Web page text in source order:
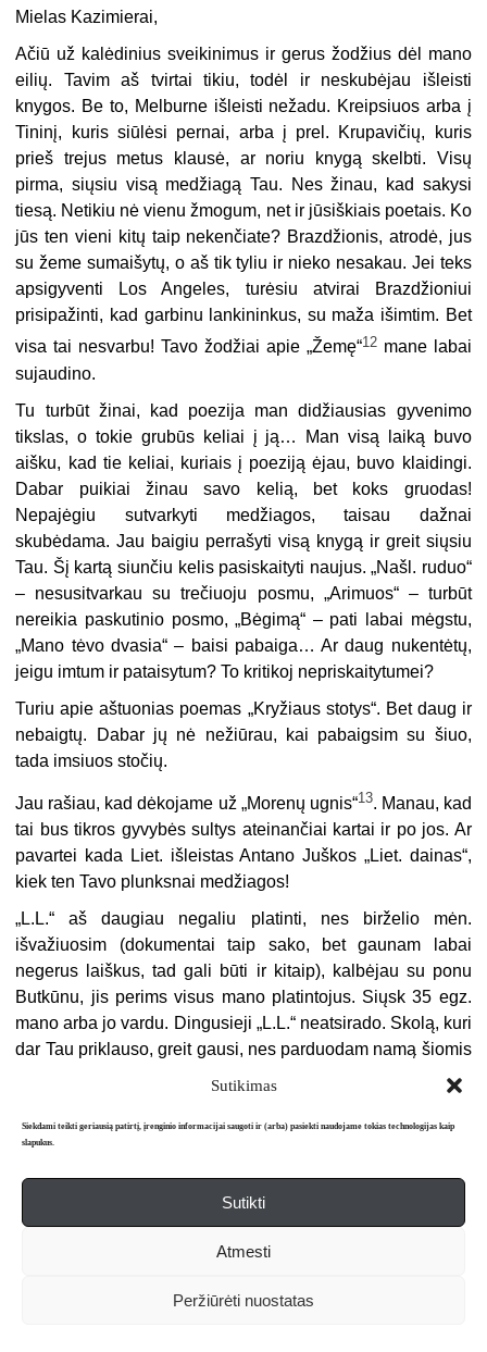
Sutikimas
Siekdami teikti geriausią patirtį, įrenginio informacijai saugoti ir (arba) pasiekti naudojame tokias technologijas kaip
slapukus.
Sutikti
Atmesti
Peržiūrėti nuostatas
Mielas Kazimierai,
Ačiū už kalėdinius sveikinimus ir gerus žodžius dėl mano
eilių. Tavim aš tvirtai tikiu, todėl ir neskubėjau išleisti
knygos. Be to, Melburne išleisti nežadu. Kreipsiuos arba į
Tininį, kuris siūlėsi pernai, arba į prel. Krupavičių, kuris
prieš trejus metus klausė, ar noriu knygą skelbti. Visų
pirma, siųsiu visą medžiagą Tau. Nes žinau, kad sakysi
tiesą. Netikiu nė vienu žmogum, net ir jūsiškiais poetais. Ko
jūs ten vieni kitų taip nekenčiate? Brazdžionis, atrodė, jus
su žeme sumaišytų, o aš tik tyliu ir nieko nesakau. Jei teks
apsigyventi Los Angeles, turėsiu atvirai Brazdžioniui
prisipažinti, kad garbinu lankininkus, su maža išimtim. Bet
visa tai nesvarbu! Tavo žodžiai apie „Žemę“12mane labai
sujaudino.
Tu turbūt žinai, kad poezija man didžiausias gyvenimo
tikslas, o tokie grubūs keliai į ją… Man visą laiką buvo
aišku, kad tie keliai, kuriais į poeziją ėjau, buvo klaidingi.
Dabar puikiai žinau savo kelią, bet koks gruodas!
Nepajėgiu sutvarkyti medžiagos, taisau dažnai
skubėdama. Jau baigiu perrašyti visą knygą ir greit siųsiu
Tau. Šį kartą siunčiu kelis pasiskaityti naujus. „Našl. ruduo“
– nesusitvarkau su trečiuoju posmu, „Arimuos“ – turbūt
nereikia paskutinio posmo, „Bėgimą“ – pati labai mėgstu,
„Mano tėvo dvasia“ – baisi pabaiga… Ar daug nukentėtų,
jeigu imtum ir pataisytum? To kritikoj nepriskaitytumei?
Turiu apie aštuonias poemas „Kryžiaus stotys“. Bet daug ir
nebaigtų. Dabar jų nė nežiūrau, kai pabaigsim su šiuo,
tada imsiuos stočių.
Jau rašiau, kad dėkojame už „Morenų ugnis“13. Manau, kad
tai bus tikros gyvybės sultys ateinančiai kartai ir po jos. Ar
pavartei kada Liet. išleistas Antano Juškos „Liet. dainas“,
kiek ten Tavo plunksnai medžiagos!
„L.L.“ aš daugiau negaliu platinti, nes birželio mėn.
išvažiuosim (dokumentai taip sako, bet gaunam labai
negerus laiškus, tad gali būti ir kitaip), kalbėjau su ponu
Butkūnu, jis perims visus mano platintojus. Siųsk 35 egz.
mano arba jo vardu. Dingusieji „L.L.“ neatsirado. Skolą, kuri
dar Tau priklauso, greit gausi, nes parduodam namą šiomis
dienomis. O šiaip neatlieka to pinigo, ir gana. Kai kurie
Kaip laikosi tėveliai, Kazytė ir jaunimas? Tegu ji man